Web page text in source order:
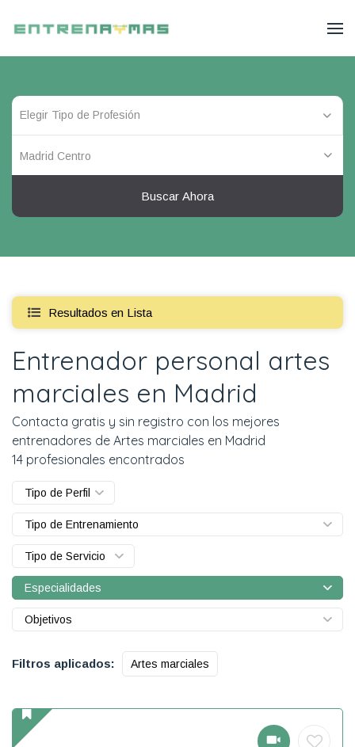
Madrid Centro
Buscar Ahora
Resultados en Lista
Entrenador personal artes
marciales en Madrid
Contacta gratis y sin registro con los mejores
entrenadores de Artes marciales en Madrid
14 profesionales encontrados
Tipo de Perfil
Tipo de Entrenamiento
Tipo de Servicio
Especialidades
Objetivos
Filtros aplicados: Artes marciales